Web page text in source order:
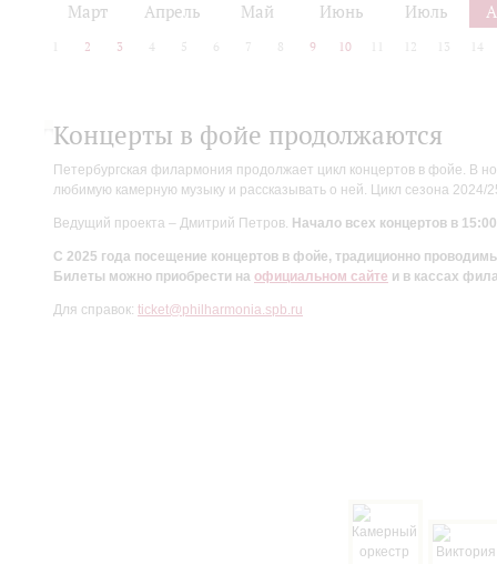
Март Апрель Май Июнь Июль
2 3 4 5 6 7 8 9 10 12 13 14
Концерты в фойе продолжаются
Петербургская филармония продолжает цикл концертов в фойе. В
любимую камерную музыку и рассказывать о ней. Цикл сезона
Ведущий проекта – Дмитрий Петров. Начало всех концертов в
С 2025 года посещение концертов в фойе, традиционно
Билеты можно приобрести на официальном сайте и в кассах
Для справок: ticket@philharmonia.spb.ru